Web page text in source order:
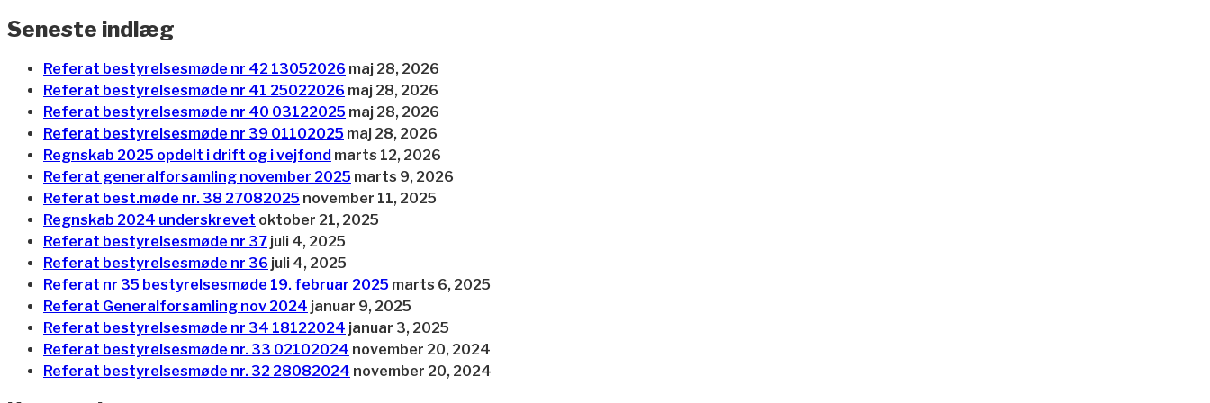
Seneste indlæg
Referat bestyrelsesmøde nr 42 13052026 maj 28, 2026
Referat bestyrelsesmøde nr 41 25022026 maj 28, 2026
Referat bestyrelsesmøde nr 40 03122025 maj 28, 2026
Referat bestyrelsesmøde nr 39 01102025 maj 28, 2026
Regnskab 2025 opdelt i drift og i vejfond marts 12, 2026
Referat generalforsamling november 2025 marts 9, 2026
Referat best.møde nr. 38 27082025 november 11, 2025
Regnskab 2024 underskrevet oktober 21, 2025
Referat bestyrelsesmøde nr 37 juli 4, 2025
Referat bestyrelsesmøde nr 36 juli 4, 2025
Referat nr 35 bestyrelsesmøde 19. februar 2025 marts 6, 2025
Referat Generalforsamling nov 2024 januar 9, 2025
Referat bestyrelsesmøde nr 34 18122024 januar 3, 2025
Referat bestyrelsesmøde nr. 33 02102024 november 20, 2024
Referat bestyrelsesmøde nr. 32 28082024 november 20, 2024